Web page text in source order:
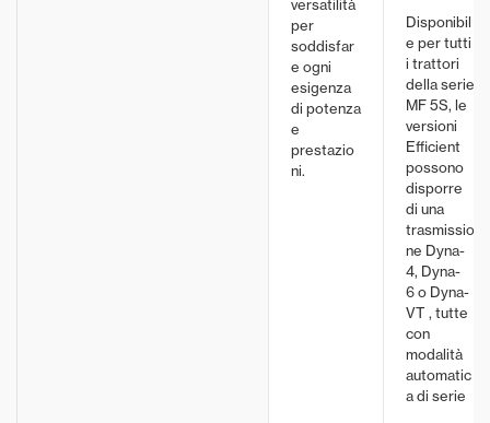
Il sistema Datatronic 5 mette tutte
letteralmente a portata di mano
un
migliora
redditività.
Ulteriori
versatilità
per
soddisfar
e ogni
esigenza
di potenza
e
prestazio
ni.
Disponibil
e per tutti
i trattori
della serie
MF 5S, le
versioni
Efficient
possono
disporre
di una
trasmissio
ne Dyna-
4, Dyna-
6 o Dyna-
VT , tutte
con
modalità
automatic
a di serie